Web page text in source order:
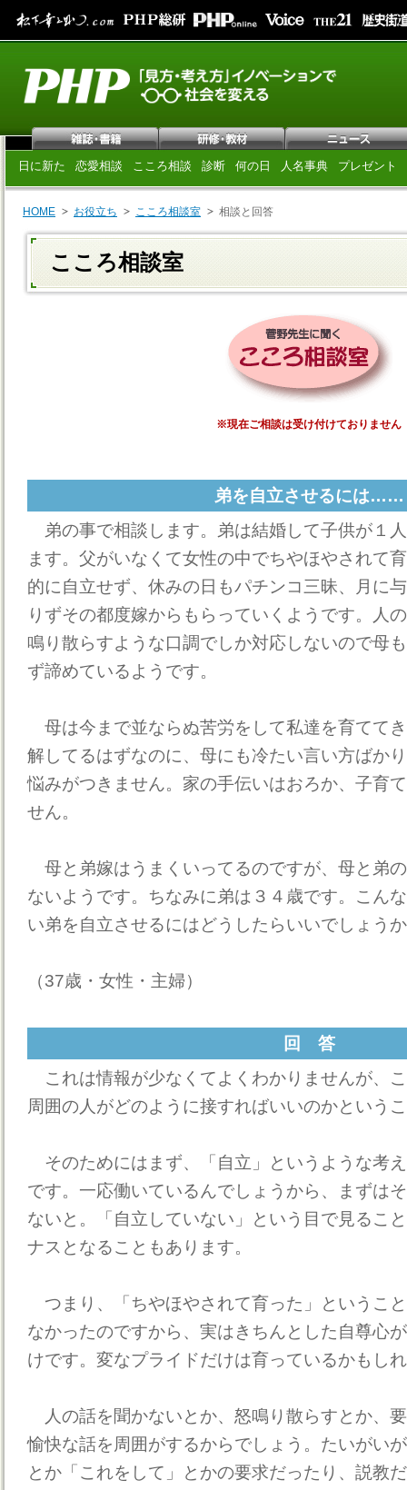
日に新た 恋愛相談 こころ相談 診断 何の日 人名事典 プレゼント
HOME お役立ち こころ相談室 相談と回答
こころ相談室
※現在ご相談は受け付けておりません
弟を自立させるには……
弟の事で相談します。弟は結婚して子供が１
ます。父がいなくて女性の中でちやほやされて
的に自立せず、休みの日もパチンコ三昧、月に
りずその都度嫁からもらっていくようです。人
鳴り散らすような口調でしか対応しないので母
ず諦めているようです。
母は今まで並ならぬ苦労をして私達を育てて
解してるはずなのに、母にも冷たい言い方ばか
悩みがつきません。家の手伝いはおろか、子育
せん。
母と弟嫁はうまくいってるのですが、母と弟
ないようです。ちなみに弟は３４歳です。こん
い弟を自立させるにはどうしたらいいでしょう
（37歳・女性・主婦）
回 答
これは情報が少なくてよくわかりませんが、
周囲の人がどのように接すればいいのかという
そのためにはまず、「自立」というような考
です。一応働いているんでしょうから、まずは
ないと。「自立していない」という目で見るこ
ナスとなることもあります。
つまり、「ちやほやされて育った」というこ
なかったのですから、実はきちんとした自尊心
けです。変なプライドだけは育っているかもし
人の話を聞かないとか、怒鳴り散らすとか、
愉快な話を周囲がするからでしょう。たいがい
とか「これをして」とかの要求だったり、説教